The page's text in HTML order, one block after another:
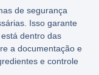
de segurança
Isso garante
dentro das
a documentação e
e controle